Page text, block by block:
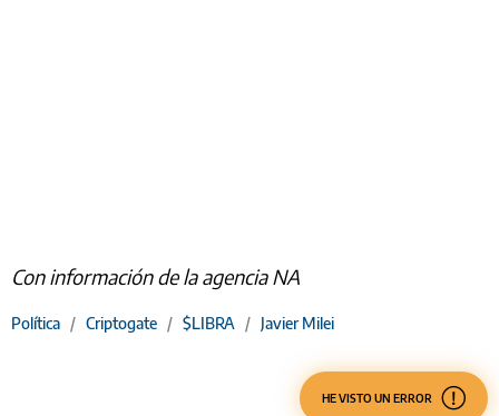
Con información de la agencia NA
Política / Criptogate / $LIBRA / Javier Milei
HE VISTO UN ERROR